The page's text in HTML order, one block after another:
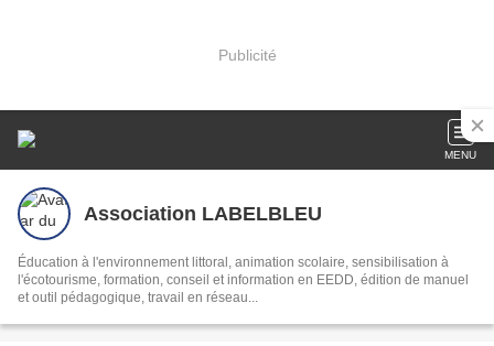
Publicité
MENU
Association LABELBLEU
Éducation à l'environnement littoral, animation scolaire, sensibilisation à
l'écotourisme, formation, conseil et information en EEDD, édition de manuel
et outil pédagogique, travail en réseau...